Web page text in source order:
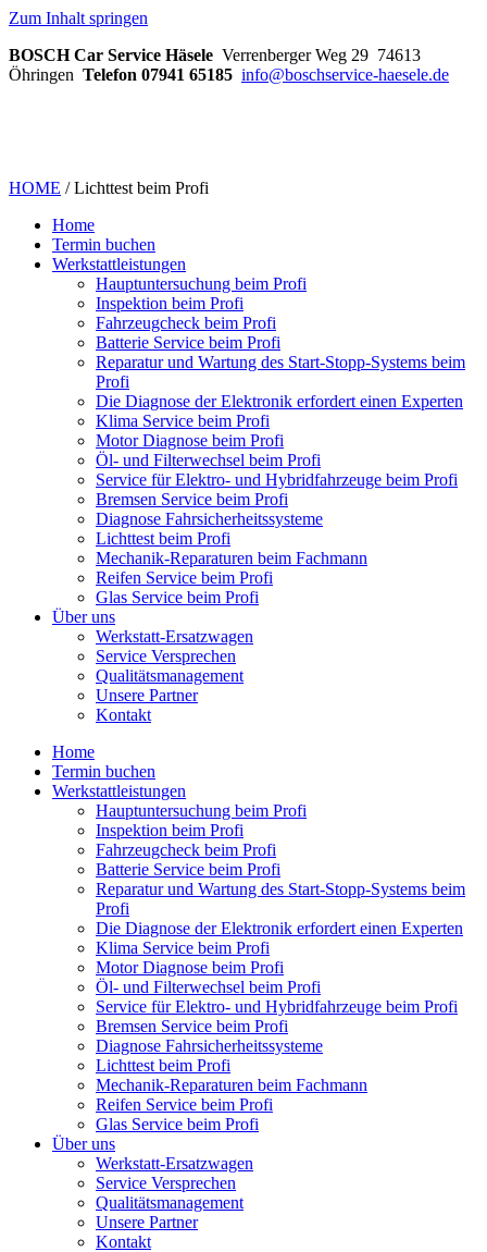
Zum Inhalt springen
BOSCH Car Service Häsele Verrenberger Weg 29 74613
Öhringen Telefon 07941 65185 info@boschservice-haesele.de
HOME /Lichttest beim Profi
Home
Termin buchen
Werkstattleistungen
Hauptuntersuchung beim Profi
Inspektion beim Profi
Fahrzeugcheck beim Profi
Batterie Service beim Profi
Reparatur und Wartung des Start-Stopp-Systems beim
Profi
Die Diagnose der Elektronik erfordert einen Experten
Klima Service beim Profi
Motor Diagnose beim Profi
Öl- und Filterwechsel beim Profi
Service für Elektro- und Hybridfahrzeuge beim Profi
Bremsen Service beim Profi
Diagnose Fahrsicherheitssysteme
Lichttest beim Profi
Mechanik-Reparaturen beim Fachmann
Reifen Service beim Profi
Glas Service beim Profi
Über uns
Werkstatt-Ersatzwagen
Service Versprechen
Qualitätsmanagement
Unsere Partner
Kontakt
Home
Termin buchen
Werkstattleistungen
Hauptuntersuchung beim Profi
Inspektion beim Profi
Fahrzeugcheck beim Profi
Batterie Service beim Profi
Reparatur und Wartung des Start-Stopp-Systems beim
Profi
Die Diagnose der Elektronik erfordert einen Experten
Klima Service beim Profi
Motor Diagnose beim Profi
Öl- und Filterwechsel beim Profi
Service für Elektro- und Hybridfahrzeuge beim Profi
Bremsen Service beim Profi
Diagnose Fahrsicherheitssysteme
Lichttest beim Profi
Mechanik-Reparaturen beim Fachmann
Reifen Service beim Profi
Glas Service beim Profi
Über uns
Werkstatt-Ersatzwagen
Service Versprechen
Qualitätsmanagement
Unsere Partner
Kontakt